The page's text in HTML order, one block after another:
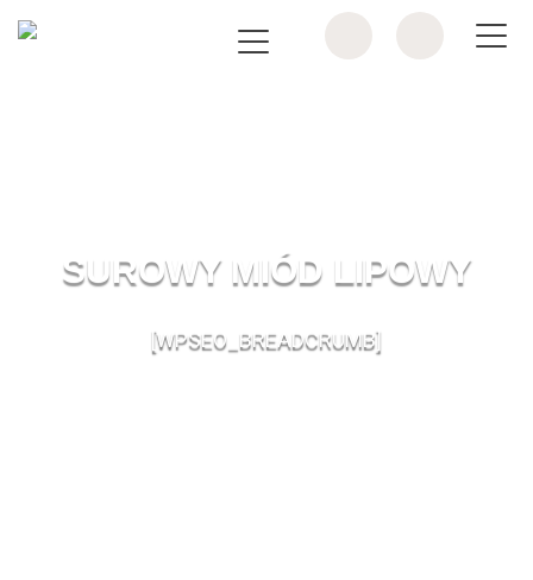
SUROWY MIÓD LIPOWY
[WPSEO_BREADCRUMB]